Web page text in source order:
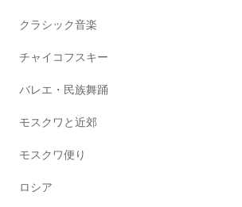
クラシック音楽
チャイコフスキー
バレエ・民族舞踊
モスクワと近郊
モスクワ便り
ロシア